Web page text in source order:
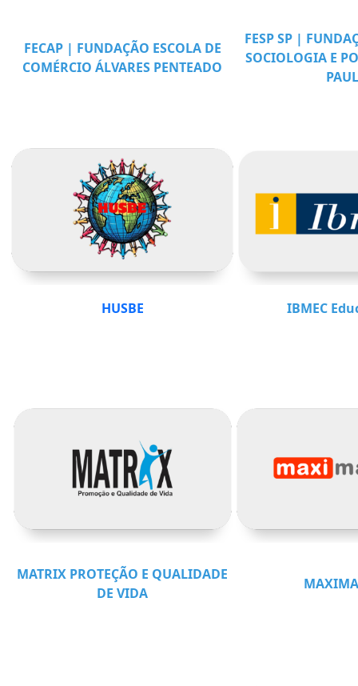
FECAP | FUNDAÇÃO ESCOLA DE
COMÉRCIO ÁLVARES PENTEADO
FESP SP |
SOCIOLOGIA E
HUSBE IBMEC
MATRIX PROTEÇÃO E QUALIDADE
DE VIDA